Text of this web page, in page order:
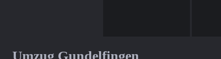
Umzug Gundelfingen